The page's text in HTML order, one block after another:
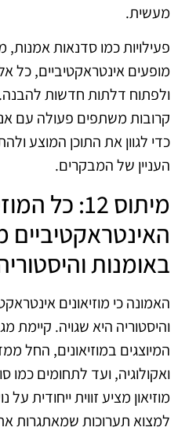
מעשית.
פעילויות כמו סדנאות אמנות,
מופעים אינטראקטיביים, כל
ולפתוח דלתות חדשות להבנה.
קרובות משתפים פעולה עם
כדי לגוון את התוכן המוצע
העניין של המבקרים.
מיתוס 12: כל
באומנות
האמונה כי מוזיאונים
והיסטוריה היא שגויה. קיימת
המיוצגים במוזיאונים, החל
ואקולוגיה, ועד לתחומים כמו
מוזיאון מציע זווית ייחודית
למצוא תערוכות שמאתגרות